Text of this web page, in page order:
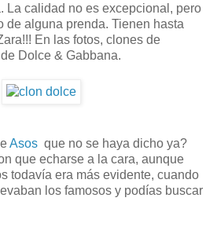
La calidad no es excepcional, pero
de alguna prenda. Tienen hasta
En las fotos, clones de
Dolce & Gabbana.
Asos que no se haya dicho ya?
que echarse a la cara, aunque
todavía era más evidente, cuando
los famosos y podías buscar